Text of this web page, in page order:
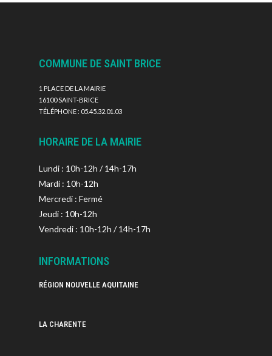
COMMUNE DE SAINT BRICE
1 PLACE DE LA MAIRIE
16100 SAINT-BRICE
TÉLÉPHONE : 05.45.32.01.03
HORAIRE DE LA MAIRIE
Lundi : 10h-12h / 14h-17h
Mardi : 10h-12h
Mercredi : Fermé
Jeudi : 10h-12h
Vendredi : 10h-12h / 14h-17h
INFORMATIONS
RÉGION NOUVELLE AQUITAINE
LA CHARENTE